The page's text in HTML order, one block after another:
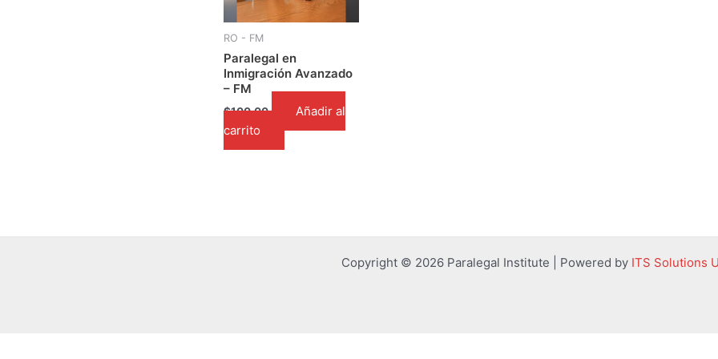
RO - FM
Paralegal en
Inmigración Avanzado
– FM
$100.00
Añadir al
carrito
Copyright © 2026 Paralegal Institute | Powered by ITS Solutions